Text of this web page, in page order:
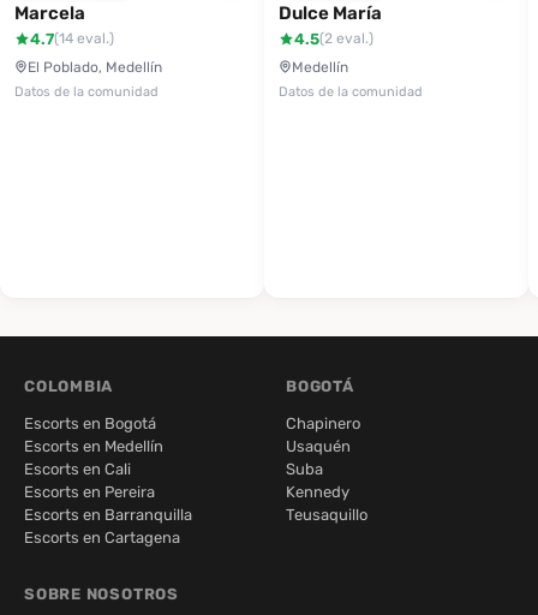
Marcela
4.7(14 eval.)
El Poblado, Medellín
Datos de la comunidad
Dulce María
4.5(2 eval.)
Medellín
Datos de la comunidad
COLOMBIA
Escorts en Bogotá
Escorts en Medellín
Escorts en Cali
Escorts en Pereira
Escorts en Barranquilla
Escorts en Cartagena
BOGOTÁ
Chapinero
Usaquén
Suba
Kennedy
Teusaquillo
SOBRE NOSOTROS